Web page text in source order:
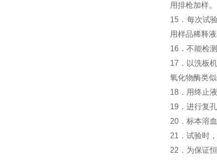
用排枪加样。
15．每次试
用样品稀释
16．不能检
17．以洗板
氧化物酶类
18．用终止
19．进行复
20．标本溶
21．试验时
22．为保证